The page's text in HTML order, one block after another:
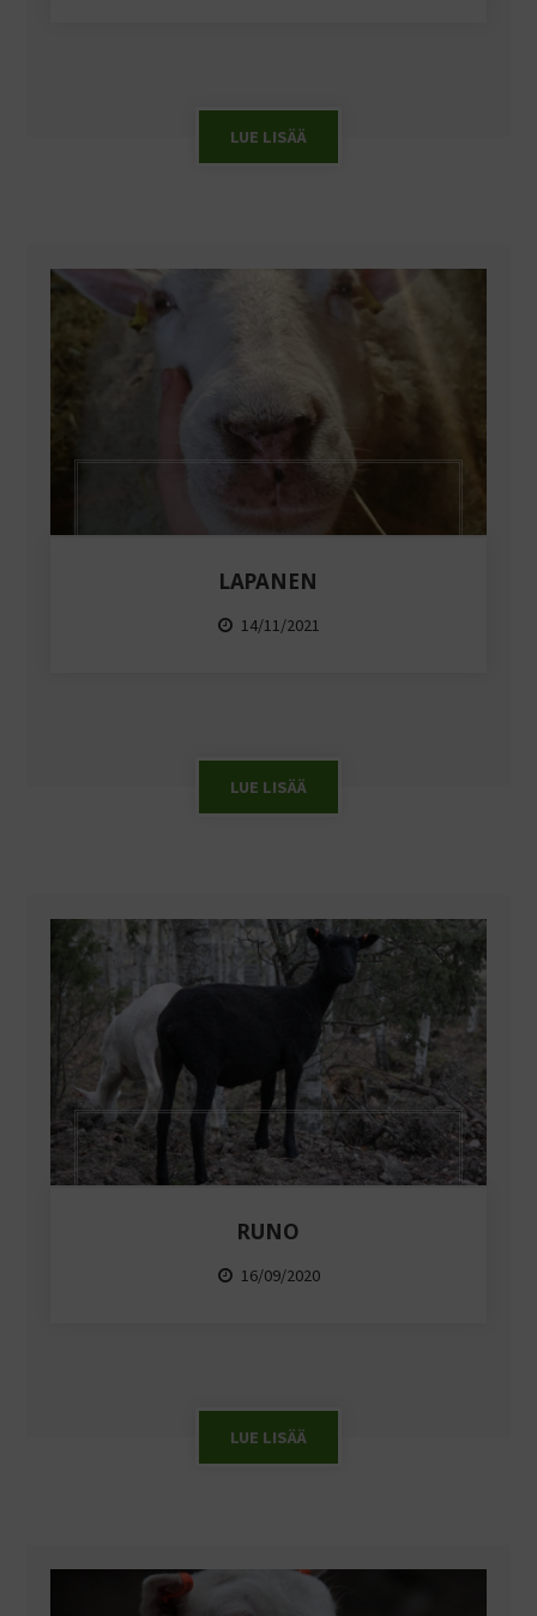
LUE LISÄÄ
LAPANEN
14/11/2021
LUE LISÄÄ
RUNO
16/09/2020
LUE LISÄÄ